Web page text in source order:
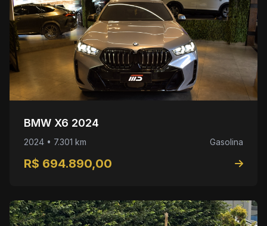
BMW X6 2024
2024 • 7.301 km Gasolina
R$ 694.890,00